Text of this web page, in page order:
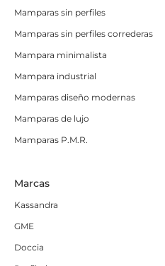
Mamparas sin perfiles
Mamparas sin perfiles correderas
Mampara minimalista
Mampara industrial
Mamparas diseño modernas
Mamparas de lujo
Mamparas P.M.R.
Marcas
Kassandra
GME
Doccia